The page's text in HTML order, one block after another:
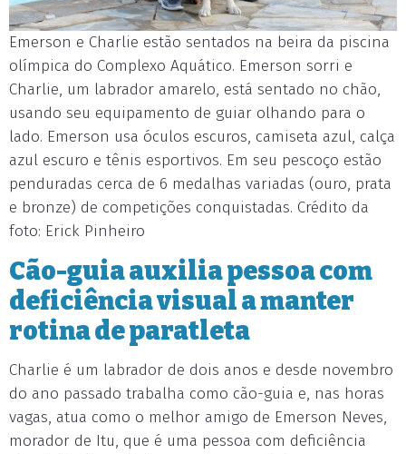
Emerson e Charlie estão sentados na beira da piscina
olímpica do Complexo Aquático. Emerson sorri e
Charlie, um labrador amarelo, está sentado no chão,
usando seu equipamento de guiar olhando para o
lado. Emerson usa óculos escuros, camiseta azul, calça
azul escuro e tênis esportivos. Em seu pescoço estão
penduradas cerca de 6 medalhas variadas (ouro, prata
e bronze) de competições conquistadas. Crédito da
foto: Erick Pinheiro
Cão-guia auxilia pessoa com
deficiência visual a manter
rotina de paratleta
Charlie é um labrador de dois anos e desde novembro
do ano passado trabalha como cão-guia e, nas horas
vagas, atua como o melhor amigo de Emerson Neves,
morador de Itu, que é uma pessoa com deficiência